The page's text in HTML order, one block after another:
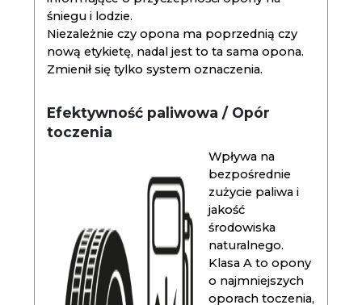
śniegu i lodzie.
Niezależnie czy opona ma poprzednią czy
nową etykietę, nadal jest to ta sama opona.
Zmienił się tylko system oznaczenia.
Efektywność paliwowa / Opór
toczenia
Wpływa na
bezpośrednie
zużycie paliwa i
jakość
środowiska
naturalnego.
Klasa A to opony
o najmniejszych
oporach toczenia,